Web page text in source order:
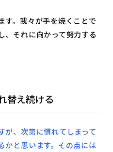
す。我々が手を焼くことで
、それに向かって努力する
替え続ける
が、次第に慣れてしまって
かと思います。その点には